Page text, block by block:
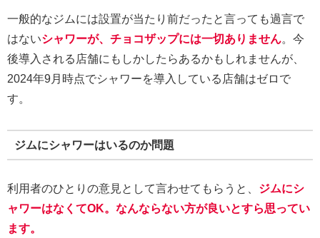
一般的なジムには設置が当たり前だったと言っても過言で
はないシャワーが、チョコザップには一切ありません。今
後導入される店舗にもしかしたらあるかもしれませんが、
2024年9月時点でシャワーを導入している店舗はゼロで
す。
ジムにシャワーはいるのか問題
利用者のひとりの意見として言わせてもらうと、 ジムにシ
ャワーはなくてOK。なんならない方が良いとすら思ってい
ます。